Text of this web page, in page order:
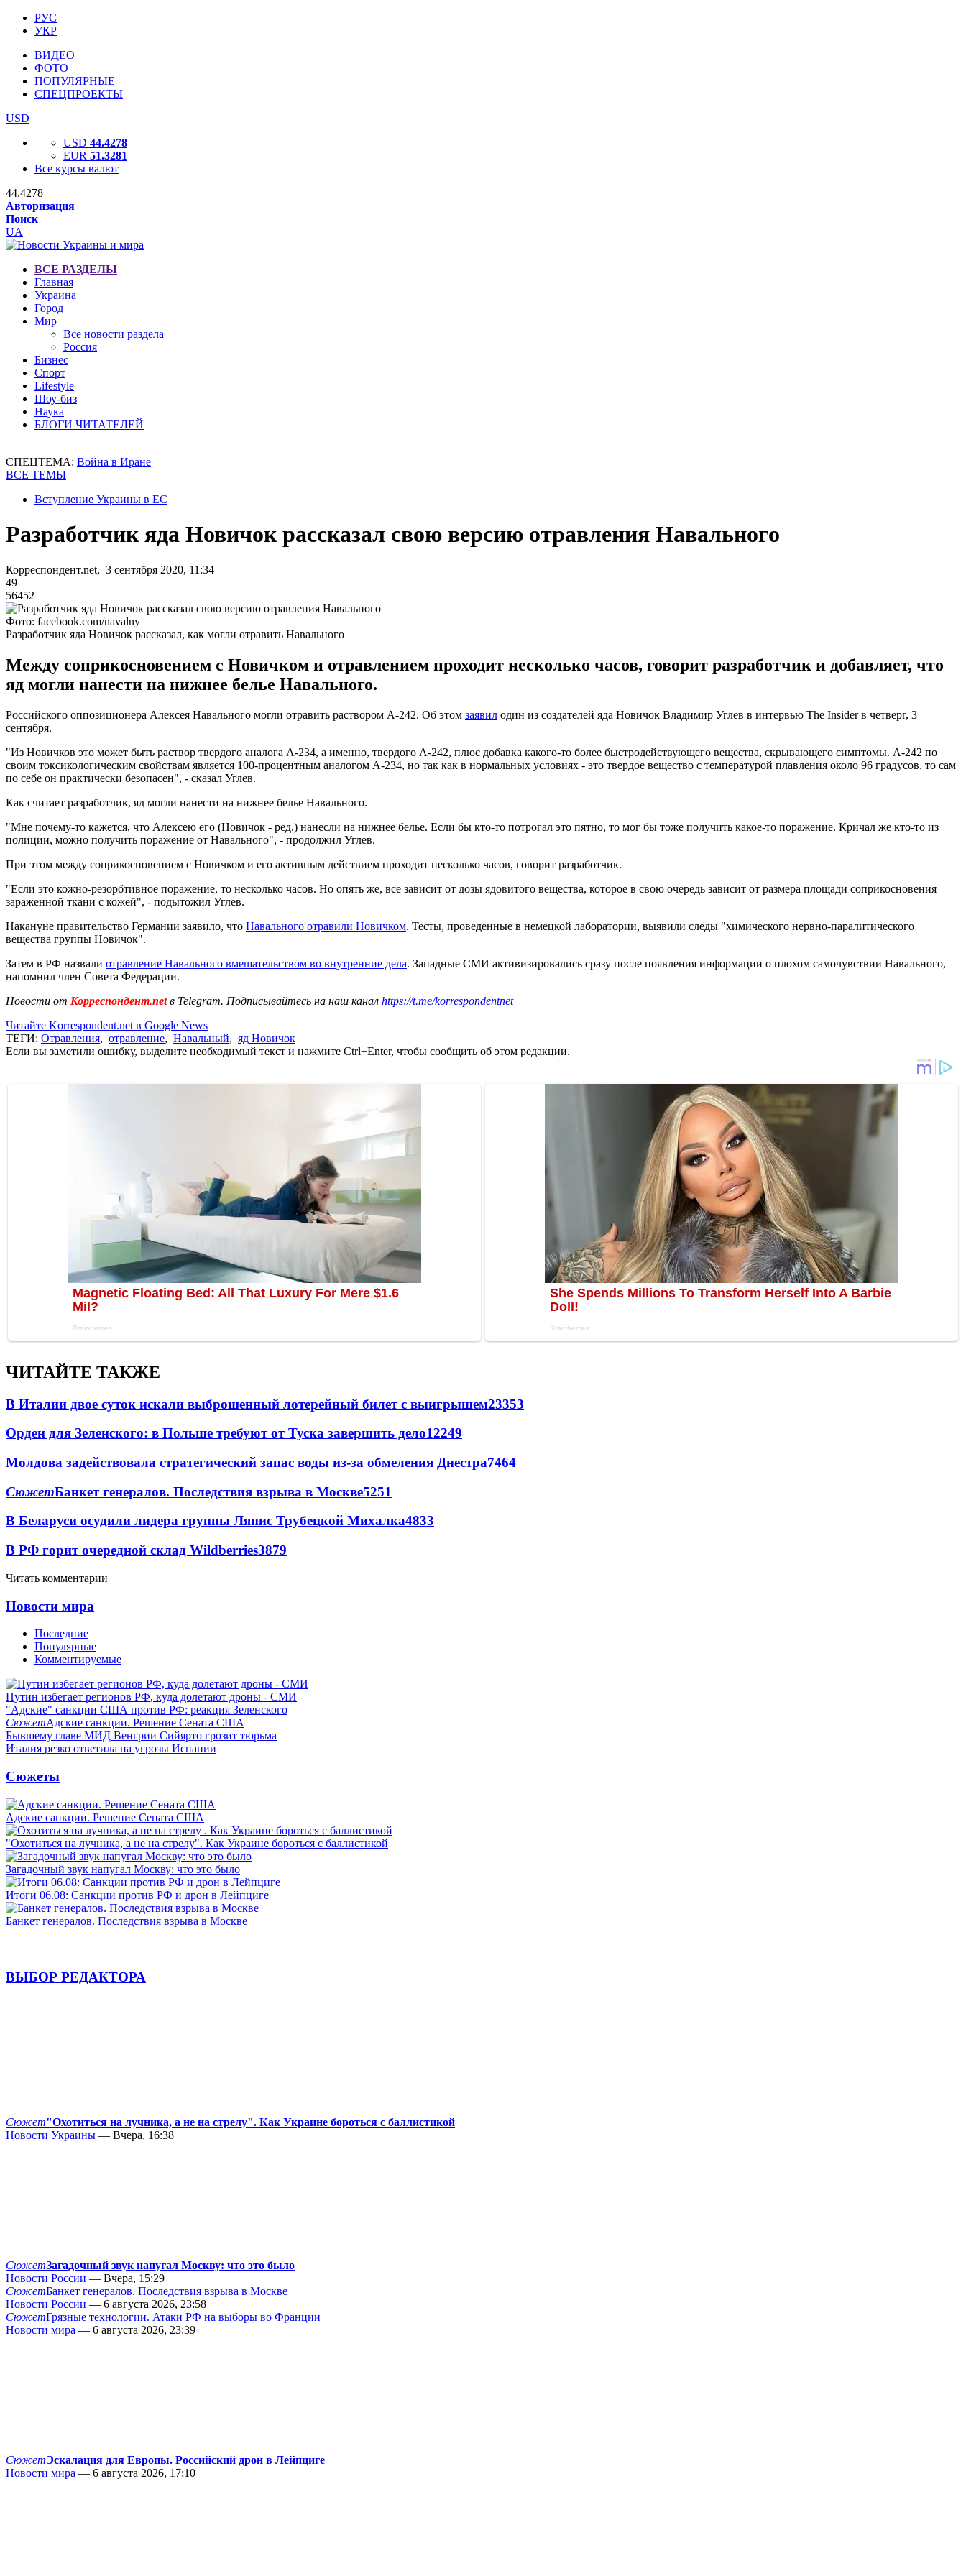
РУС
УКР
ВИДЕО
ФОТО
ПОПУЛЯРНЫЕ
СПЕЦПРОЕКТЫ
USD
USD 44.4278
EUR 51.3281
Все курсы валют
44.4278
Авторизация
Поиск
UA
ВСЕ РАЗДЕЛЫ
Главная
Украина
Город
Мир
Все новости раздела
Россия
Бизнес
Спорт
Lifestyle
Шоу-биз
Наука
БЛОГИ ЧИТАТЕЛЕЙ
СПЕЦТЕМА: Война в Иране
ВСЕ ТЕМЫ
Вступление Украины в ЕС
Разработчик яда Новичок рассказал свою версию отравления Навального
Корреспондент.net, 3 сентября 2020, 11:34
49
56452
Фото: facebook.com/navalny
Разработчик яда Новичок рассказал, как могли отравить Навального
Между соприкосновением с Новичком и отравлением проходит несколько часов, говорит разработчик и добавляет, что
яд могли нанести на нижнее белье Навального.
Российского оппозиционера Алексея Навального могли отравить раствором А-242. Об этом заявил один из создателей яда Новичок Владимир Углев в интервью The Insider в четверг, 3
сентября.
"Из Новичков это может быть раствор твердого аналога А-234, а именно, твердого А-242, плюс добавка какого-то более быстродействующего вещества, скрывающего симптомы. А-242 по
своим токсикологическим свойствам является 100-процентным аналогом А-234, но так как в нормальных условиях - это твердое вещество с температурой плавления около 96 градусов, то сам
по себе он практически безопасен", - сказал Углев.
Как считает разработчик, яд могли нанести на нижнее белье Навального.
"Мне почему-то кажется, что Алексею его (Новичок - ред.) нанесли на нижнее белье. Если бы кто-то потрогал это пятно, то мог бы тоже получить какое-то поражение. Кричал же кто-то из
полиции, можно получить поражение от Навального", - продолжил Углев.
При этом между соприкосновением с Новичком и его активным действием проходит несколько часов, говорит разработчик.
"Если это кожно-резорбтивное поражение, то несколько часов. Но опять же, все зависит от дозы ядовитого вещества, которое в свою очередь зависит от размера площади соприкосновения
зараженной ткани с кожей", - подытожил Углев.
Накануне правительство Германии заявило, что Навального отравили Новичком. Тесты, проведенные в немецкой лаборатории, выявили следы "химического нервно-паралитического
вещества группы Новичок".
Затем в РФ назвали отравление Навального вмешательством во внутренние дела. Западные СМИ активизировались сразу после появления информации о плохом самочувствии Навального,
напомнил член Совета Федерации.
Новости от Корреспондент.netв Telegram. Подписывайтесь на наш канал https://t.me/korrespondentnet
Читайте Korrespondent.net в Google News
ТЕГИ: Отравления, отравление, Навальный, яд Новичок
Если вы заметили ошибку, выделите необходимый текст и нажмите Ctrl+Enter, чтобы сообщить об этом редакции.
ЧИТАЙТЕ ТАКЖЕ
В Италии двое суток искали выброшенный лотерейный билет с выигрышем23353
Орден для Зеленского: в Польше требуют от Туска завершить дело12249
Молдова задействовала стратегический запас воды из-за обмеления Днестра7464
СюжетБанкет генералов. Последствия взрыва в Москве5251
В Беларуси осудили лидера группы Ляпис Трубецкой Михалка4833
В РФ горит очередной склад Wildberries3879
Читать комментарии
Новости мира
Последние
Популярные
Комментируемые
Путин избегает регионов РФ, куда долетают дроны - СМИ
"Адские" санкции США против РФ: реакция Зеленского
СюжетАдские санкции. Решение Сената США
Бывшему главе МИД Венгрии Сийярто грозит тюрьма
Италия резко ответила на угрозы Испании
Сюжеты
Адские санкции. Решение Сената США
"Охотиться на лучника, а не на стрелу". Как Украине бороться с баллистикой
Загадочный звук напугал Москву: что это было
Итоги 06.08: Санкции против РФ и дрон в Лейпциге
Банкет генералов. Последствия взрыва в Москве
ВЫБОР РЕДАКТОРА
Сюжет"Охотиться на лучника, а не на стрелу". Как Украине бороться с баллистикой
Новости Украины — Вчера, 16:38
СюжетЗагадочный звук напугал Москву: что это было
Новости России — Вчера, 15:29
СюжетБанкет генералов. Последствия взрыва в Москве
Новости России — 6 августа 2026, 23:58
СюжетГрязные технологии. Атаки РФ на выборы во Франции
Новости мира — 6 августа 2026, 23:39
СюжетЭскалация для Европы. Российский дрон в Лейпциге
Новости мира — 6 августа 2026, 17:10